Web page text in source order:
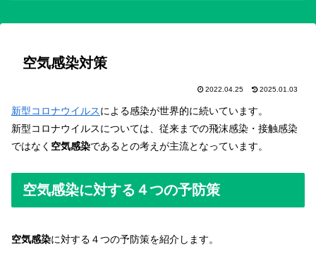
空気感染対策
2022.04.25 2025.01.03
新型コロナウイルスによる感染が世界的に続いています。
新型コロナウイルスについては、従来までの飛沫感染・接触感染
ではなく 空気感染であるとの考えが主流となっています。
空気感染に対する４つの予防策
空気感染に対する４つの予防策を紹介します。